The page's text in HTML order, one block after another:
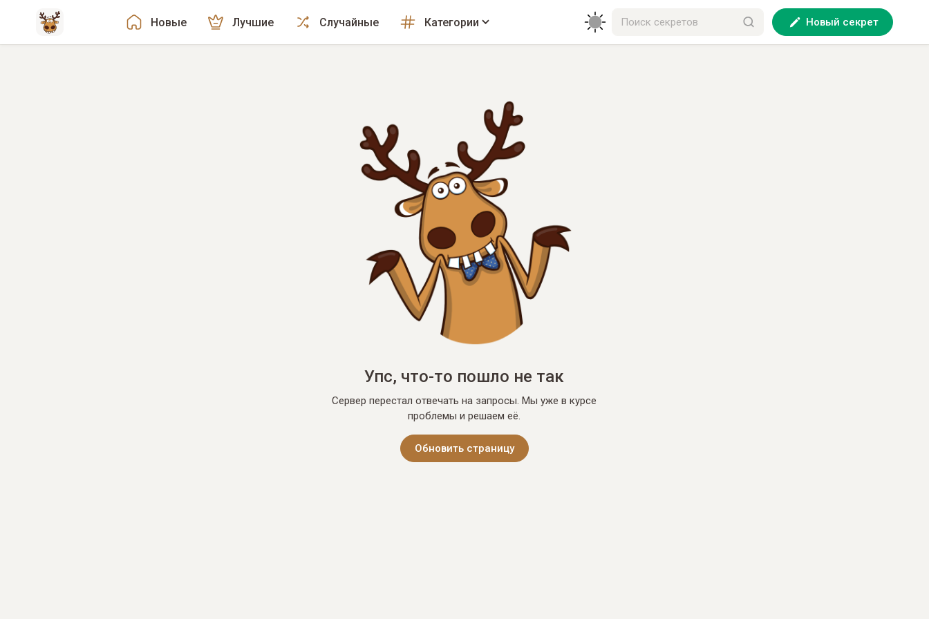
Новые Лучшие Случайные Категории Новый секрет
Упс, что-то пошло не так
Сервер перестал отвечать на запросы. Мы уже в курсе
проблемы и решаем её.
Обновить страницу